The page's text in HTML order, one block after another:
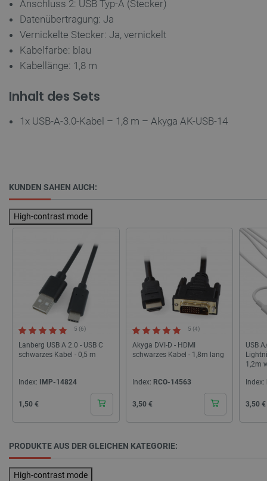
Anschluss 2: USB Typ-A (Stecker)
Datenübertragung: Ja
Vernickelte Stecker: Ja, vernickelt
Kabelfarbe: blau
Kabellänge: 1,8 m
Inhalt des Sets
1x USB-A-3.0-Kabel – 1,8 m – Akyga AK-USB-14
KUNDEN SAHEN AUCH:
High-contrast mode
5 (6)
Lanberg USB A 2.0 - USB C
schwarzes Kabel - 0,5 m
Index: IMP-14824
Cena
1,50 €
5 (4)
Akyga DVI-D - HDMI
schwarzes Kabel - 1,8m lang
Index: RCO-14563
Cena
3,50 €
USB
1,2m
Index:
Cena
3,50 €
PRODUKTE AUS DER GLEICHEN KATEGORIE:
High-contrast mode
Unbedingt erforderlich Performance
Targeting
Unbedingt erforderliche Cookies ermöglichen
wesentliche Kernfunktionen der Website wie die
Ohne die unbedingt erforderlichen Cookies kann
Domäne
critAccountId
2
46
Datenschutzerklärung von Google